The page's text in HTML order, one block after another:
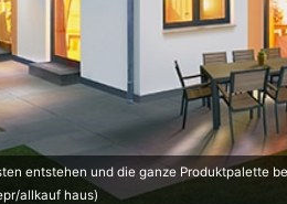
entstehen und die ganze Produktpalette
allkauf haus)